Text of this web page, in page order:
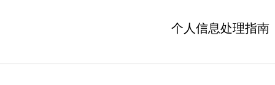
个人信息处理指南